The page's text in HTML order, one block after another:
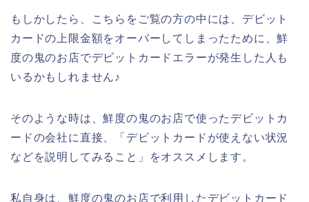
もしかしたら、こちらをご覧の方の中には、デビット
カードの上限金額をオーバーしてしまったために、鮮
度の鬼のお店でデビットカードエラーが発生した人も
いるかもしれません♪
そのような時は、鮮度の鬼のお店で使ったデビットカ
ードの会社に直接、「デビットカードが使えない状況
などを説明してみること」をオススメします。
私自身は、鮮度の鬼のお店で利用したデビットカード